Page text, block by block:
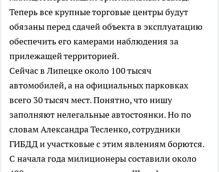
Теперь все крупные торговые центры будут
обязаны перед сдачей объекта в эксплуатацию
обеспечить его камерами наблюдения за
прилежащей территорией.
Сейчас в Липецке около 100 тысяч
автомобилей, а на официальных парковках
всего 30 тысяч мест. Понятно, что нишу
заполняют нелегальные автостоянки. Но по
словам Александра Тесленко, сотрудники
ГИБДД и участковые с этим явлениям борются.
С начала года милиционеры составили около